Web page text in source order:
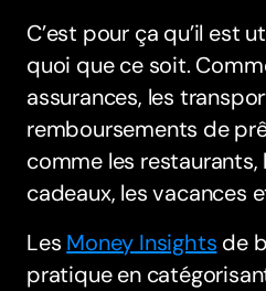
C’est pour ça qu’il est
quoi que ce soit.
assurances, les
remboursements de
comme les
cadeaux, les vacances
Les Money Insights de
pratique en